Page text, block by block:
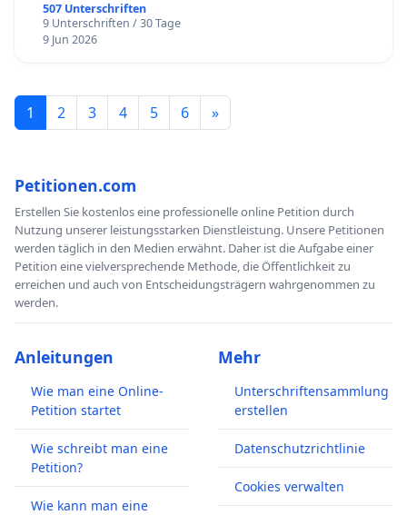
507 Unterschriften
9 Unterschriften / 30 Tage
9 Jun 2026
1 2 3 4 5 6 »
Petitionen.com
Erstellen Sie kostenlos eine professionelle online Petition durch
Nutzung unserer leistungsstarken Dienstleistung. Unsere Petitionen
werden täglich in den Medien erwähnt. Daher ist die Aufgabe einer
Petition eine vielversprechende Methode, die Öffentlichkeit zu
erreichen und auch von Entscheidungsträgern wahrgenommen zu
werden.
Anleitungen
Wie man eine Online-
Petition startet
Wie schreibt man eine
Petition?
Wie kann man eine
Mehr
Unterschriftensammlung
erstellen
Datenschutzrichtlinie
Cookies verwalten